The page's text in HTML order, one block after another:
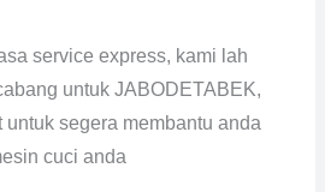
service express, kami lah
untuk JABODETABEK,
segera membantu anda
cuci anda